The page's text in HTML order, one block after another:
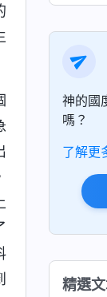
神的國
嗎？
了解更
精選